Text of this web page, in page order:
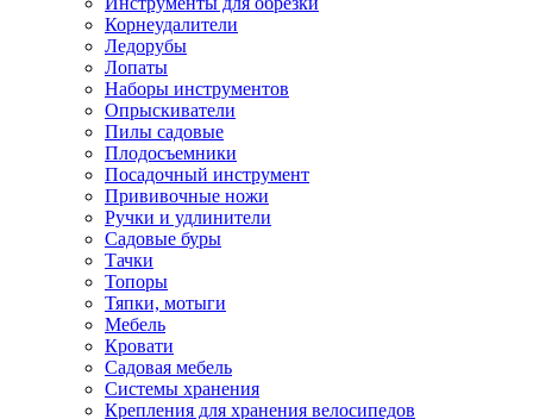
Корнеудалители
Ледорубы
Лопаты
Наборы инструментов
Опрыскиватели
Пилы садовые
Плодосъемники
Посадочный инструмент
Прививочные ножи
Ручки и удлинители
Садовые буры
Тачки
Топоры
Тяпки, мотыги
Мебель
Кровати
Садовая мебель
Системы хранения
Крепления для хранения велосипедов